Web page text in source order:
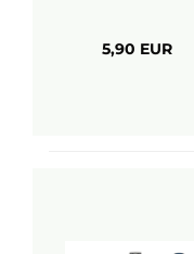
5,90 EUR